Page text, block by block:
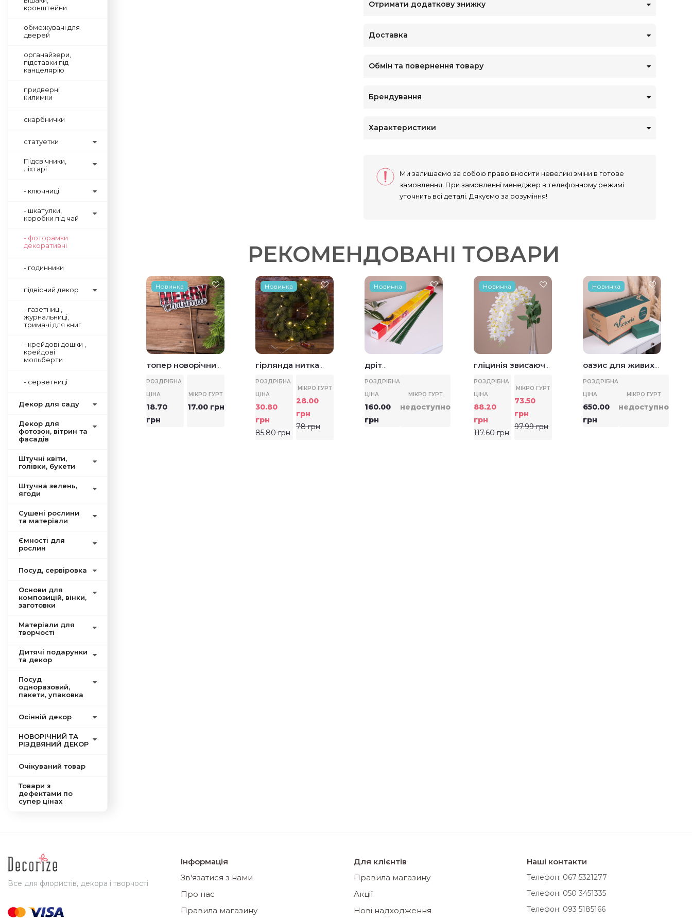
кронштейни
обмежувачі для
дверей
органайзери,
підставки під
канцелярію
придверні
килимки
скарбнички
статуетки
Підсвічники,
ліхтарі
- ключниці
- шкатулки,
коробки під чай
- фоторамки
декоративні
- годинники
підвісний декор
- газетниці,
журнальниці,
тримачі для книг
- крейдові дошки ,
крейдові
мольберти
- серветниці
Декор для саду
Декор для
фотозон, вітрин та
фасадів
Штучні квіти,
голівки, букети
Штучна зелень,
ягоди
Сушені рослини
та матеріали
Ємності для
рослин
Посуд, сервіровка
Основи для
композицій, вінки,
заготовки
Матеріали для
творчості
Дитячі подарунки
та декор
Посуд
одноразовий,
пакети, упаковка
Осінній декор
НОВОРІЧНИЙ ТА
РІЗДВЯНИЙ ДЕКОР
Очікуваний товар
Товари з
дефектами по
супер цінах
Отримати додаткову знижку
Доставка
Обмін та повернення товару
Брендування
Характеристики
Ми залишаємо за собою право вносити невеликі зміни в готове
замовлення. При замовленні менеджер в телефонному режимі
уточнить всі деталі. Дякуємо за розуміння!
РЕКОМЕНДОВАНІ ТОВАРИ
Новинка
топер "з днем
народження"
РОЗДРІБНА
19.55 грн
17.00 грн
Новинка
топер новорічний
merry christmas
РОЗДРІБНА
ЦІНА
18.70
грн
МІКРО ГУРТ
17.00 грн
Новинка
гірлянда нитка
роса на
батарейках (біла
тепла)
РОЗДРІБНА
ЦІНА
30.80
грн
85.80 грн
МІКРО ГУРТ
28.00
грн
78 грн
Новинка
дріт
флористичний
зелений 0.7
РОЗДРІБНА
ЦІНА
160.00
грн
МІКРО ГУРТ
недоступно
Новинка
гліцинія звисаюча
біла w15
РОЗДРІБНА
ЦІНА
88.20
грн
117.60 грн
МІКРО ГУРТ
73.50
грн
97.99 грн
Новинка
оазис для живих
квітів 20 шт.
РОЗДРІБНА
ЦІНА
650.00
грн
МІКРО ГУРТ
недоступно
Все для флористів, декора і творчості
Інформація
Зв'язатися з нами
Про нас
Правила магазину
Для клієнтів
Правила магазину
Акції
Нові надходження
Наші контакти
Телефон: 067 5321277
Телефон: 050 3451335
Телефон: 093 5185166